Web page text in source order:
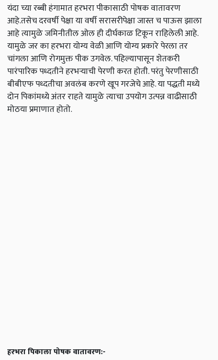
यंदा च्या रब्बी हंगामात हरभरा पीकासाठी पोषक वातावरण
आहे.तसेच दरवर्षी पेक्षा या वर्षी सरासरीपेक्षा जास्त च पाऊस झाला
आहे त्यामुळे जमिनीतील ओल ही दीर्घकाळ टिकून राहिलेली आहे.
यामुळे जर का हरभरा योग्य वेळी आणि योग्य प्रकारे पेरला तर
चांगला आणि रोगमुक्त पीक उगवेल. पहिल्यापासून शेतकरी
पारंपारिक पध्दतीने हरभऱ्याची पेरणी करत होती. परंतु पेरणीसाठी
बीबीएफ पध्दतीचा अवलंब करणे खूप गरजेचे आहे. या पद्धती मध्ये
दोन पिकांमध्ये अंतर राहते यामुळे त्याचा उपयोग उत्पन्न वाढीसाठी
मोठया प्रमाणात होतो.
हरभरा पिकाला पोषक वातावरण:-